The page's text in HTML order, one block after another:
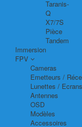
Taranis-
Q
X7/7S
Pièce
Tandem
Immersion
FPV
Cameras
Emetteurs /
Lunettes / Ecrans
Antennes
OSD
Modèles
Accessoires